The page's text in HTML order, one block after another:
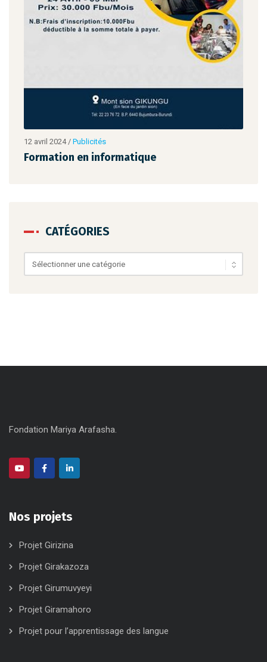
12 avril 2024/ Publicités
Formation en informatique
CATÉGORIES
Catégories
Fondation Mariya Arafasha.
Nos projets
Projet Girizina
Projet Girakazoza
Projet Girumuvyeyi
Projet Giramahoro
Projet pour l’apprentissage des langue